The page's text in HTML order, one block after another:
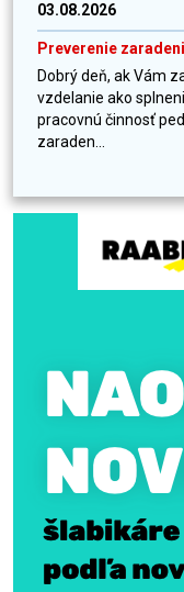
03.08.2026
Preverenie
Dobrý deň, ak Vám
vzdelanie ako
pracovnú činnosť
zaraden...